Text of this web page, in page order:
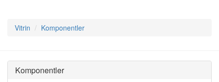
Vitrin Komponentler
Komponentler